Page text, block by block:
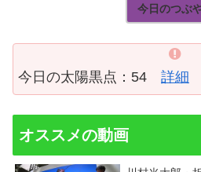
今日のつぶ
今日の太陽黒点：54 詳細
オススメの動画